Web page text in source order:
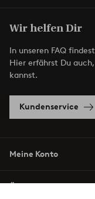
Wir helfen Dir
In unseren FAQ
Hier erfährst Du
kannst.
Kundenservice
Meine Konto